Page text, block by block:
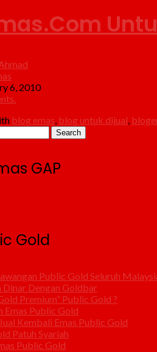
6, 2010
blog emas blog untuk dijual
GAP
Gold
Public Gold Seluruh
Dinar Dengan Goldbar
Premium” Public Gold ?
Emas Public Gold
Kembali Emas Public Gold
Patuh Syariah
Public Gold